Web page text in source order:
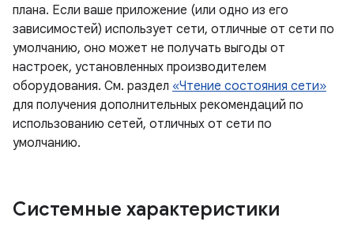
плана. Если ваше приложение (или одно из его
зависимостей) использует сети, отличные от сети по
умолчанию, оно может не получать выгоды от
настроек, установленных производителем
оборудования. См. раздел «Чтение состояния сети»
для получения дополнительных рекомендаций по
использованию сетей, отличных от сети по
умолчанию.
Системные характеристики